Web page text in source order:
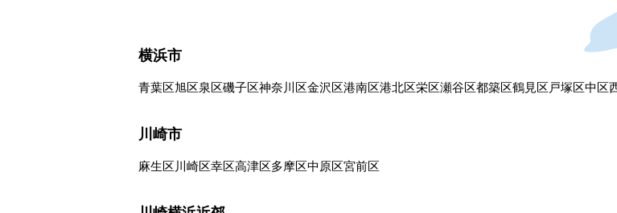
横浜市
青葉区旭区泉区磯子区神奈川区金沢区港南区港北区栄区瀬谷区都築区鶴見区 戸塚区中区
川崎市
麻生区 川崎区幸区高津区多摩区中原区宮前区